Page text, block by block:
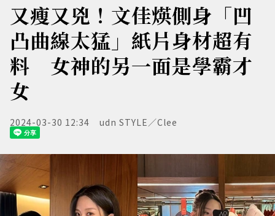
又瘦又兇！文佳煐側身「凹
凸曲線太猛」紙片身材超有
料 女神的另一面是學霸才
女
2024-03-30 12:34 udn STYLE／Clee